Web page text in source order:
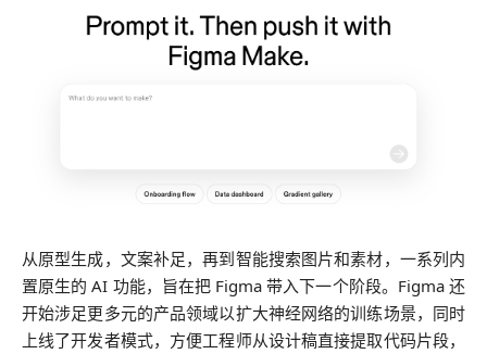
从原型生成，文案补足，再到智能搜索图片和素材，一系列内
置原生的 AI 功能，旨在把 Figma 带入下一个阶段。Figma 还
开始涉足更多元的产品领域以扩大神经网络的训练场景，同时
上线了开发者模式，方便工程师从设计稿直接提取代码片段，